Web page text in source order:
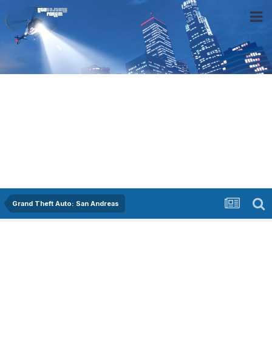
Grand Theft Auto: San Andreas